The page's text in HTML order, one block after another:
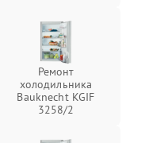
Ремонт
холодильника
Bauknecht KGIF
3258/2